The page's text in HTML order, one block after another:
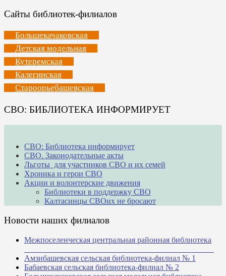
Сайты библиотек-филиалов
Большекачаковская
Детская модельная
Кутеремская
Калегинская
Староорьебашевская
СВО: БИБЛИОТЕКА ИНФОРМИРУЕТ
СВО: Библиотека информирует
СВО. Законодательные акты
Льготы для участников СВО и их семей
Хроника и герои СВО
Акции и волонтерские движения
Библиотеки в поддержку СВО
Калтасинцы СВОих не бросают
Новости наших филиалов
Межпоселенческая центральная районная библиотека
Амзибашевская сельская библиотека-филиал № 1
Бабаевская сельская библиотека-филиал № 2